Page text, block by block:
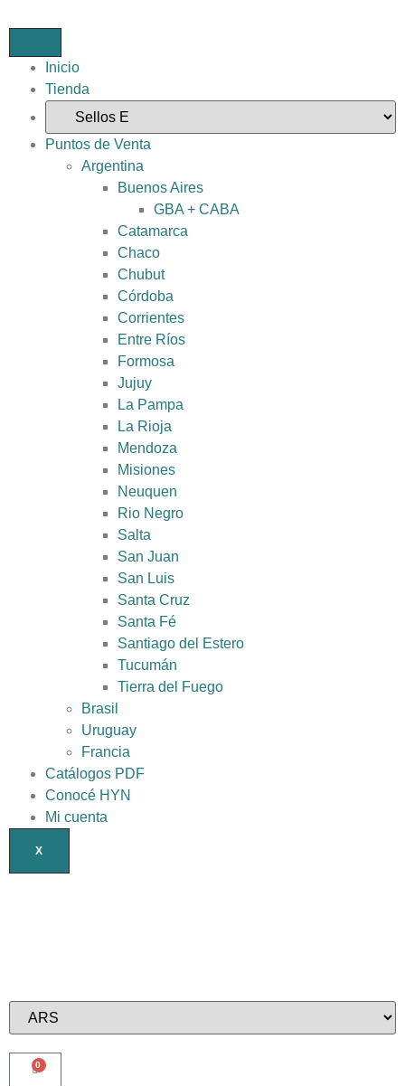
Inicio
Tienda
Puntos de Venta
Argentina
Buenos Aires
GBA + CABA
Catamarca
Chaco
Chubut
Córdoba
Corrientes
Entre Ríos
Formosa
Jujuy
La Pampa
La Rioja
Mendoza
Misiones
Neuquen
Rio Negro
Salta
San Juan
San Luis
Santa Cruz
Santa Fé
Santiago del Estero
Tucumán
Tierra del Fuego
Brasil
Uruguay
Francia
Catálogos PDF
Conocé HYN
Mi cuenta
X
0